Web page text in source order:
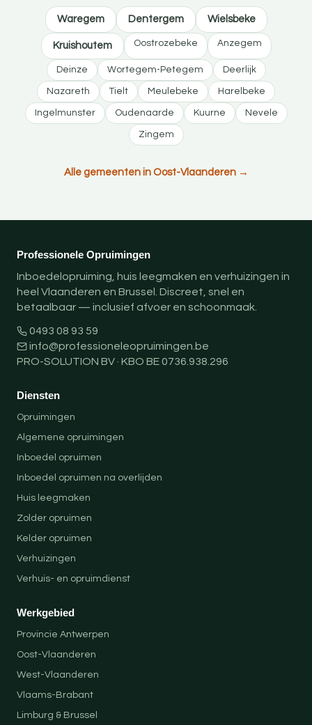
Waregem Dentergem Wielsbeke
Kruishoutem Oostrozebeke Anzegem
Deinze Wortegem-Petegem Deerlijk
Nazareth Tielt Meulebeke Harelbeke
Ingelmunster Oudenaarde Kuurne Nevele
Zingem
Alle gemeenten in Oost-Vlaanderen →
Professionele Opruimingen
Inboedelopruiming, huis leegmaken en verhuizingen in
heel Vlaanderen en Brussel. Discreet, snel en
betaalbaar — inclusief afvoer en schoonmaak.
0493 08 93 59
info@professioneleopruimingen.be
PRO-SOLUTION BV · KBO BE 0736.938.296
Diensten
Opruimingen
Algemene opruimingen
Inboedel opruimen
Inboedel opruimen na overlijden
Huis leegmaken
Zolder opruimen
Kelder opruimen
Verhuizingen
Verhuis- en opruimdienst
Werkgebied
Provincie Antwerpen
Oost-Vlaanderen
West-Vlaanderen
Vlaams-Brabant
Limburg & Brussel